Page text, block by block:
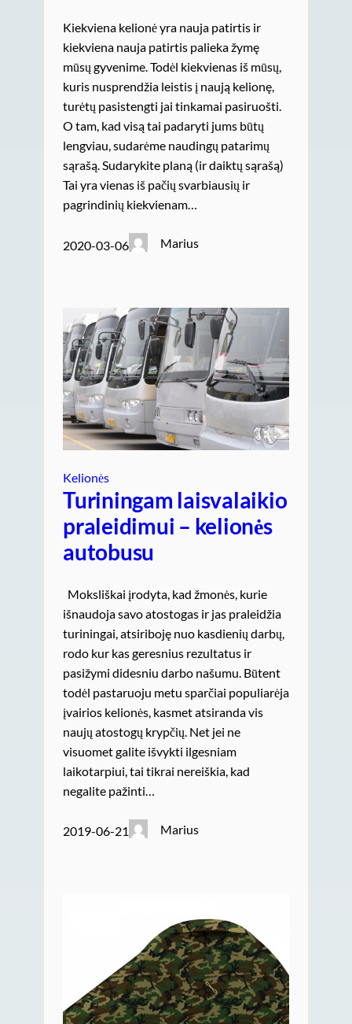
Kiekviena kelionė yra nauja patirtis ir
kiekviena nauja patirtis palieka žymę
mūsų gyvenime. Todėl kiekvienas iš mūsų,
kuris nusprendžia leistis į naują kelionę,
turėtų pasistengti jai tinkamai pasiruošti.
O tam, kad visą tai padaryti jums būtų
lengviau, sudarėme naudingų patarimų
sąrašą. Sudarykite planą (ir daiktų sąrašą)
Tai yra vienas iš pačių svarbiausių ir
pagrindinių kiekvienam…
2020-03-06 Marius
Kelionės
Turiningam laisvalaikio
praleidimui – kelionės
autobusu
Moksliškai įrodyta, kad žmonės, kurie
išnaudoja savo atostogas ir jas praleidžia
turiningai, atsiriboję nuo kasdienių darbų,
rodo kur kas geresnius rezultatus ir
pasižymi didesniu darbo našumu. Būtent
todėl pastaruoju metu sparčiai populiarėja
įvairios kelionės, kasmet atsiranda vis
naujų atostogų krypčių. Net jei ne
visuomet galite išvykti ilgesniam
laikotarpiui, tai tikrai nereiškia, kad
negalite pažinti…
2019-06-21 Marius